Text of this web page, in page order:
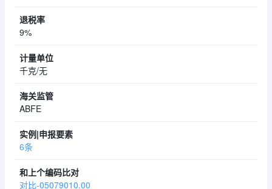
9%
千克/无
ABFE
6条
对比-05079010.00